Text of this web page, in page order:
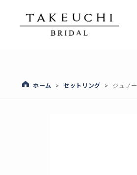
ホーム > セットリング > ジュノー